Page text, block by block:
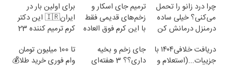
چرا درد زانو را تحمل
می‌کنی؟ خیلی ساده
درمنزل درمانش کن
ترمیم جای اسکار و
زخم‌های قدیمی فقط
با این کرم فوق العاده
برای اولین بار در
ایران🇮🇷 این دکتر
کرم ترمیم کننده 23
دریافت خلافی۱۴۰۴ با
جزییات...(استعلام و
جای زخم و بخیه
داری؟؟ 3 هفته‌ای
تا 100 میلیون تومان
وام فوری خرید طلا💰